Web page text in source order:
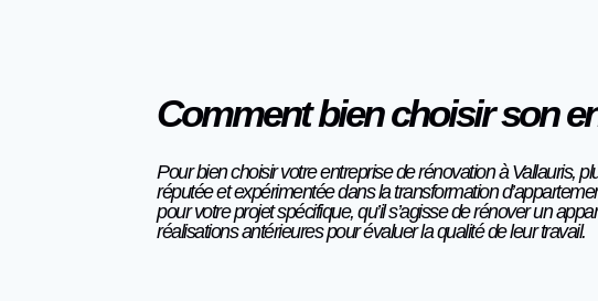
Comment bien choisir son
Pour bien choisir votre entreprise de rénovation à Vallauris,
réputée et expérimentée dans la transformation
pour votre projet spécifique, qu’il s’agisse de rénover un
réalisations antérieures pour évaluer la qualité de leur travail.